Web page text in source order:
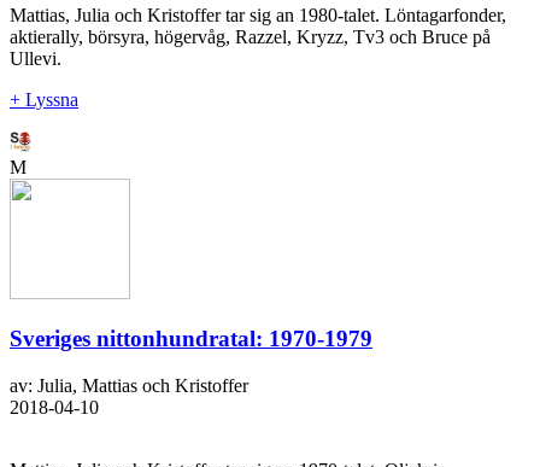
Mattias, Julia och Kristoffer tar sig an 1980-talet. Löntagarfonder,
aktierally, börsyra, högervåg, Razzel, Kryzz, Tv3 och Bruce på
Ullevi.
+ Lyssna
M
Sveriges nittonhundratal: 1970-1979
av: Julia, Mattias och Kristoffer
2018-04-10